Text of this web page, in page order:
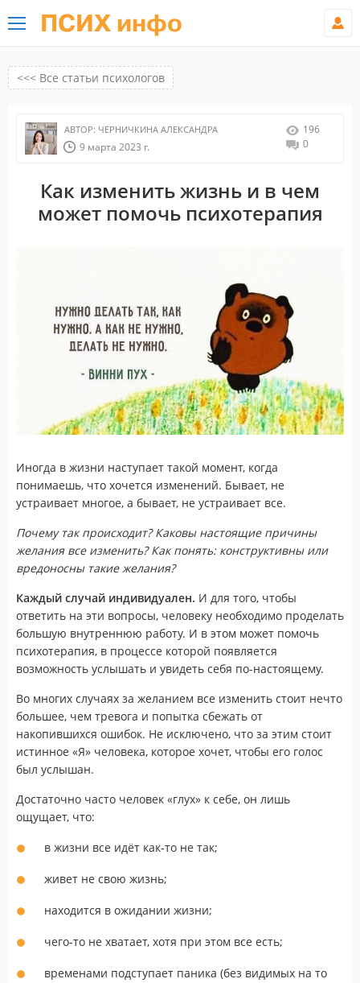
ПСИХ инфо
<<< Все статьи психологов
АВТОР: ЧЕРНИЧКИНА АЛЕКСАНДРА
9 марта 2023 г.
196
0
Как изменить жизнь и в чем
может помочь психотерапия
Иногда в жизни наступает такой момент, когда
понимаешь, что хочется изменений. Бывает, не
устраивает многое, а бывает, не устраивает все.
Почему так происходит? Каковы настоящие причины
желания все изменить? Как понять: конструктивны или
вредоносны такие желания?
Каждый случай индивидуален. И для того, чтобы
ответить на эти вопросы, человеку необходимо проделать
большую внутреннюю работу. И в этом может помочь
психотерапия, в процессе которой появляется
возможность услышать и увидеть себя по-настоящему.
Во многих случаях за желанием все изменить стоит нечто
большее, чем тревога и попытка сбежать от
накопившихся ошибок. Не исключено, что за этим стоит
истинное «Я» человека, которое хочет, чтобы его голос
был услышан.
Достаточно часто человек «глух» к себе, он лишь
ощущает, что:
в жизни все идёт как-то не так;
живет не свою жизнь;
находится в ожидании жизни;
чего-то не хватает, хотя при этом все есть;
временами подступает паника (без видимых на то